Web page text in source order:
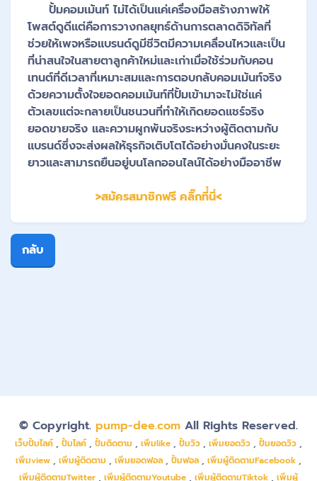
ปั้มคอมเม้นท์ ไม่ได้เป็นแค่เครื่องมือสร้างภาพให้
โพสต์ดูดีแต่คือการวางกลยุทธ์ด้านการตลาดดิจิทัลที่
ช่วยให้เพจหรือแบรนด์ดูมีชีวิตมีความเคลื่อนไหวและเป็น
ที่น่าสนใจในสายตาลูกค้าใหม่และเก่าเมื่อใช้ร่วมกับคอน
เทนต์ที่ดีเวลาที่เหมาะสมและการตอบกลับคอมเม้นท์จริง
ด้วยความตั้งใจยอดคอมเม้นท์ที่ปั้มเข้ามาจะไม่ใช่แค่
ตัวเลขแต่จะกลายเป็นชนวนที่ทำให้เกิดยอดแชร์จริง
ยอดขายจริง และความผูกพันจริงระหว่างผู้ติดตามกับ
แบรนด์ซึ่งจะส่งผลให้ธุรกิจเติบโตได้อย่างมั่นคงในระยะ
ยาวและสามารถยืนอยู่บนโลกออนไลน์ได้อย่างมืออาชีพ
>สมัครสมาชิกฟรี คลิ๊กที่่นี่<
กลับ
© Copyright. pump-dee.com All Rights Reserved.
เว็บปั้มไลค์ , ปั้มไลค์ , ปั้มติดตาม , เพิ่มlike , ปั้มวิว , เพิ่มยอดวิว , ปั้มยอดวิว ,
เพิ่มview , เพิ่มผู้ติดตาม , เพิ่มยอดฟอล , ปั้มฟอล , เพิ่มผู้ติดตามFacebook ,
เพิ่มผู้ติดตามTwitter , เพิ่มผู้ติดตามYoutube , เพิ่มผู้ติดตามTiktok , เพิ่มผู้